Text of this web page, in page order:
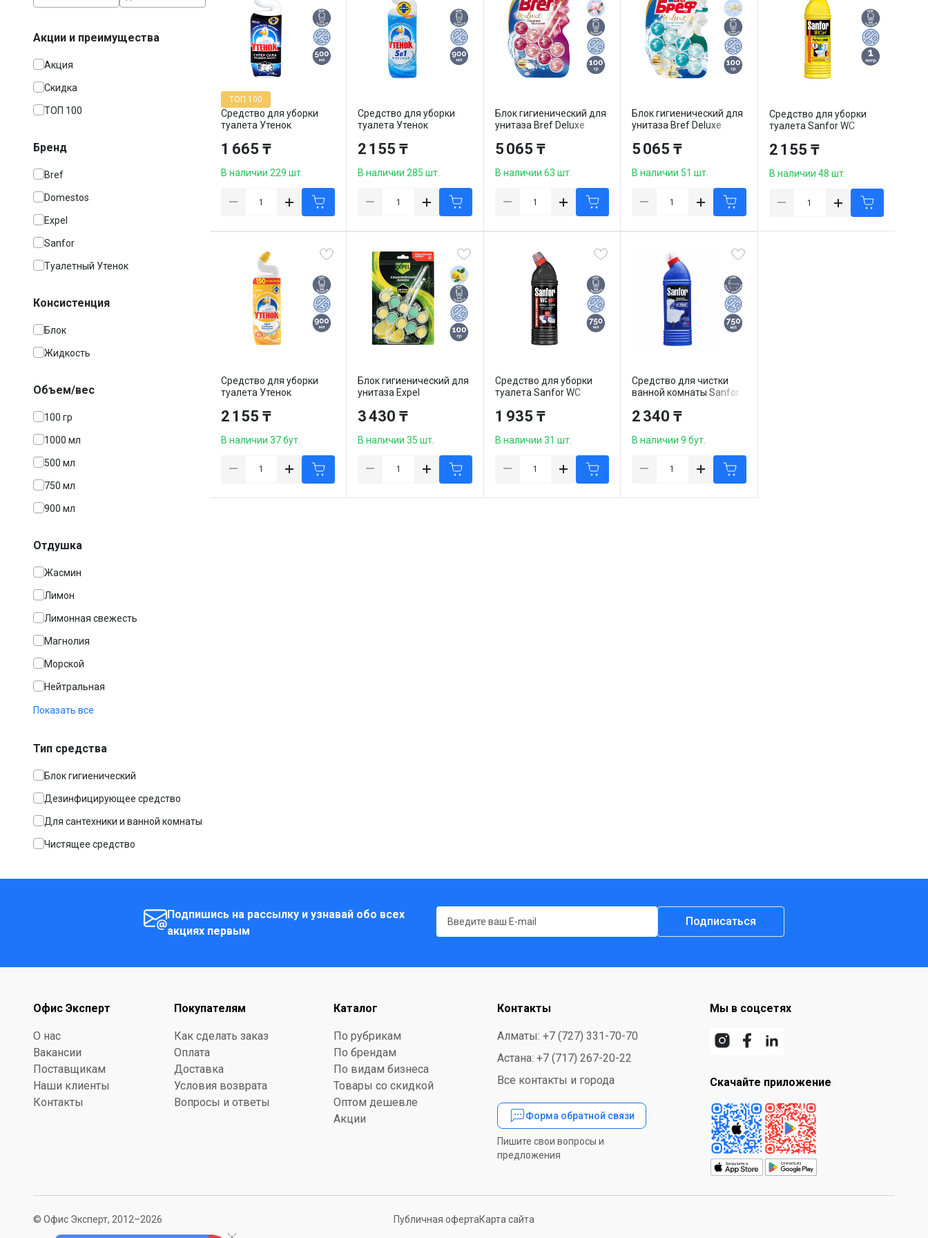
Акции и преимущества
Акция
Скидка
ТОП 100
Бренд
Bref
Domestos
Expel
Sanfor
Туалетный Утенок
Консистенция
Блок
Жидкость
Объем/вес
100 гр
1000 мл
500 мл
750 мл
900 мл
Отдушка
Жасмин
Лимон
Лимонная свежесть
Магнолия
Морской
Нейтральная
Показать все
Тип средства
Блок гигиенический
Дезинфицирующее средство
Для сантехники и ванной комнаты
Чистящее средство
Средство для уборки
туалета Утенок
мл
ТОП 100
1 665 ₸
В наличии 229 шт.
Средство для уборки
туалета Утенок
2 155 ₸
В наличии 285 шт.
Блок гигиенический для
унитаза Bref Deluxe
2*50 гр
5 065 ₸
В наличии 63 шт.
Блок гигиенический для
унитаза Bref Deluxe
2*50 гр
5 065 ₸
В наличии 51 шт.
Средство для уборки
туалета Sanfor WC
2 155 ₸
В наличии 48 шт.
Средство для уборки
туалета Утенок
2 155 ₸
В наличии 37 бут.
Блок гигиенический для
унитаза Expel
"Сицилийский лимон",
3 430 ₸
В наличии 35 шт.
Средство для уборки
туалета Sanfor WC
1 935 ₸
В наличии 31 шт.
Средство для чистки
ванной комнаты Sanfor
2 340 ₸
В наличии 9 бут.
Подпишись на рассылку и узнавай обо всех
акциях первым
Подписаться
Офис Эксперт
О нас
Вакансии
Поставщикам
Наши клиенты
Контакты
Покупателям
Как сделать заказ
Оплата
Доставка
Условия возврата
Вопросы и ответы
Каталог
По рубрикам
По брендам
По видам бизнеса
Товары со скидкой
Оптом дешевле
Акции
Контакты
Алматы: +7 (727) 331-70-70
Астана: +7 (717) 267-20-22
Все контакты и города
Форма обратной связи
Пишите свои вопросы и
предложения
Мы в соцсетях
Скачайте приложение
© Офис Эксперт, 2012–2026 Публичная офертаКарта сайта